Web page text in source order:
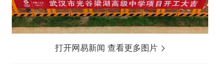
打开网易新闻 查看更多图片